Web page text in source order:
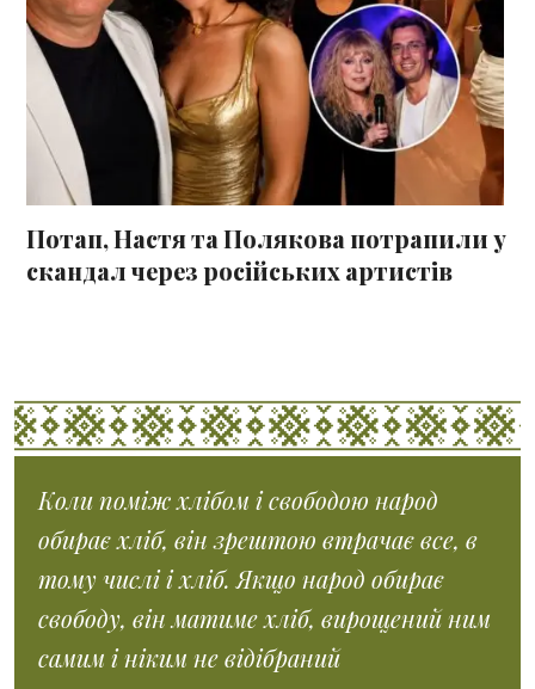
Потап, Настя та Полякова потрапили у
скандал через російських артистів
Коли поміж хлібом і свободою народ
обирає хліб, він зрештою втрачає все, в
тому числі і хліб. Якщо народ обирає
свободу, він матиме хліб, вирощений ним
самим і ніким не відібраний